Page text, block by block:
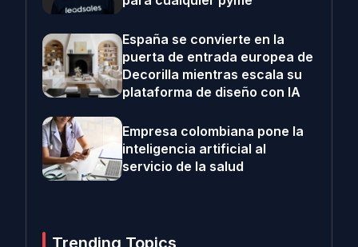
España se convierte en la
puerta de entrada europea de
Decorilla mientras escala su
plataforma de diseño con IA
Empresa colombiana pone la
inteligencia artificial al
servicio de la salud
Trending Topics